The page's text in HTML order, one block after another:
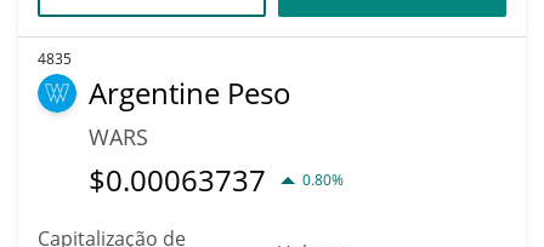
4835
Argentine Peso
WARS
$0.00063737 0.80%
Capitalização de